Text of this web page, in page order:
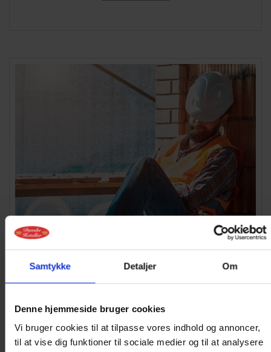
Samtykke Detaljer Om
Denne hjemmeside bruger cookies
Vi bruger cookies til at tilpasse vores indhold og annoncer,
til at vise dig funktioner til sociale medier og til at analysere
ERHVERV
Altid på farten? Se vores håndværkertilbud og mulighed
Læs mere